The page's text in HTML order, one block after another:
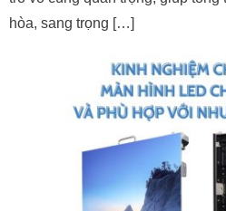
hòa, sang trọng […]